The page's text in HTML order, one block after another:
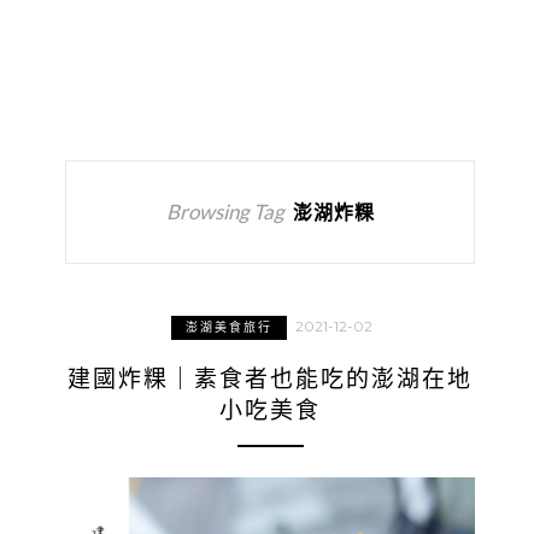
Browsing Tag 澎湖炸粿
澎湖美食旅行 2021-12-02
建國炸粿｜素食者也能吃的澎湖在地
小吃美食